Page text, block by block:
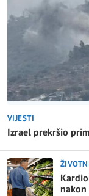
VIJESTI
Izrael prekršio